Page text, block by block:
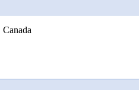
Canada